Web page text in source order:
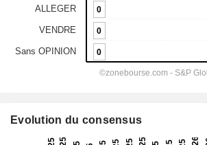
Evolution du consensus